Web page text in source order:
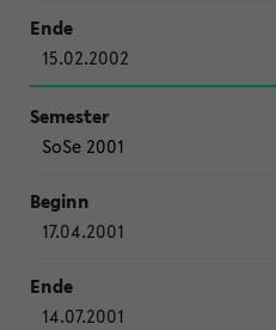
15.02.2002
SoSe 2001
17.04.2001
14.07.2001